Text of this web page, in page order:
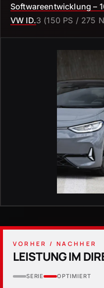
Softwareentwicklung –
VW ID.3 (150 PS / 275
VORHER / NACHHER
LEISTUNG IM
SERIE OPTIMIERT